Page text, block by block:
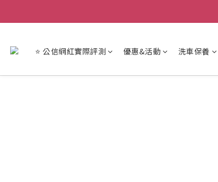
⭐ 公信網紅實際評測 優惠&活動 洗車保養